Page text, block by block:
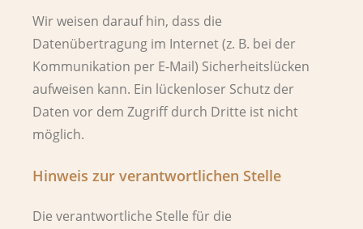
Wir weisen darauf hin, dass die
Datenübertragung im Internet (z. B. bei der
Kommunikation per E-Mail) Sicherheitslücken
aufweisen kann. Ein lückenloser Schutz der
Daten vor dem Zugriff durch Dritte ist nicht
möglich.
Hinweis zur verantwortlichen Stelle
Die verantwortliche Stelle für die